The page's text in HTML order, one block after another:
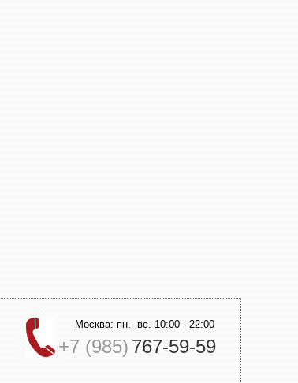
Москва: пн.- вс. 10:00 - 22:00
+7 (985) 767-59-59